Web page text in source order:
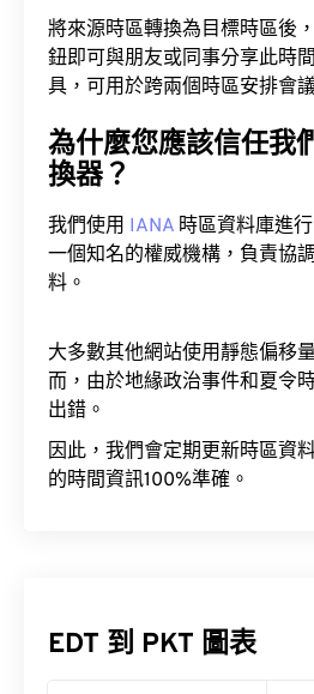
將來源時區轉換為目標時區後
鈕即可與朋友或同事分享此時
具，可用於跨兩個時區安排會
為什麼您應該信任我
換器？
我們使用 IANA 時區資料庫進
一個知名的權威機構，負責協
料。
大多數其他網站使用靜態偏移
而，由於地緣政治事件和夏令
出錯。
因此，我們會定期更新時區資
的時間資訊100%準確。
EDT 到 PKT 圖表